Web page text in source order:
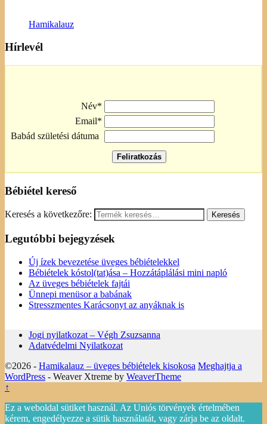
Hamikalauz
Hírlevél
Név*
Email*
Babád születési dátuma
Bébiétel kereső
Keresés a következőre:
Legutóbbi bejegyzések
Új ízek bevezetése üveges bébiételekkel
Bébiételek kóstol(tat)ása – Hozzátáplálási mini napló
Az üveges bébiételek fajtái
Ünnepi menüsor a babának
Stresszmentes Karácsonyt az anyáknak is
Jogi nyilatkozat – Végh Zsuzsanna
Adatvédelmi Nyilatkozat
©2026 - Hamikalauz – üveges bébiételek kisokosa Meghajtja a
WordPress - Weaver Xtreme by WeaverTheme
↑
Ez a weboldal sütiket használ. Az Uniós törvények értelmében
kérem, engedélyezze a sütik használatát, vagy zárja be az oldalt.